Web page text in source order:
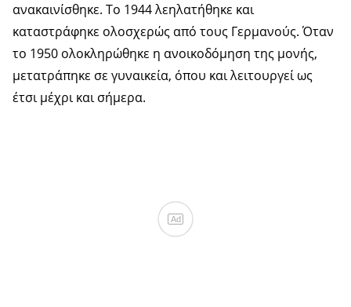
ανακαινίσθηκε. Το 1944 λεηλατήθηκε και
καταστράφηκε ολοσχερώς από τους Γερμανούς. Όταν
το 1950 ολοκληρώθηκε η ανοικοδόμηση της μονής,
μετατράπηκε σε γυναικεία, όπου και λειτουργεί ως
έτσι μέχρι και σήμερα.
Ad